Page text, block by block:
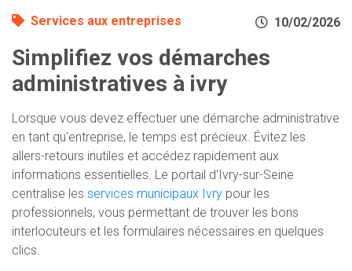
Services aux entreprises 10/02/2026
Simplifiez vos démarches
administratives à ivry
Lorsque vous devez effectuer une démarche administrative
en tant qu'entreprise, le temps est précieux. Évitez les
allers-retours inutiles et accédez rapidement aux
informations essentielles. Le portail d'Ivry-sur-Seine
centralise les services municipaux Ivry pour les
professionnels, vous permettant de trouver les bons
interlocuteurs et les formulaires nécessaires en quelques
clics.